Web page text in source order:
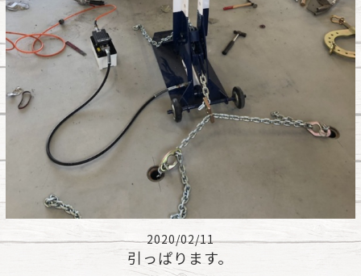
2020/02/11
引っぱります。